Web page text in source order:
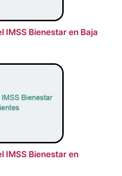
IMSS Bienestar en Baja
IMSS Bienestar en